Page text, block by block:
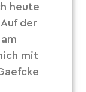
heute
der
mit